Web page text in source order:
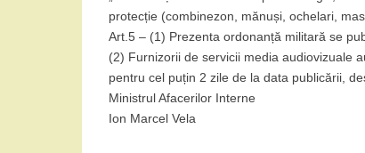
protecție (combinezon, mănuși, ochelari,
Art.5 – (1) Prezenta ordonanță militară se
(2) Furnizorii de servicii media audiovizuale
pentru cel puțin 2 zile de la data publicării,
Ministrul Afacerilor Interne
Ion Marcel Vela